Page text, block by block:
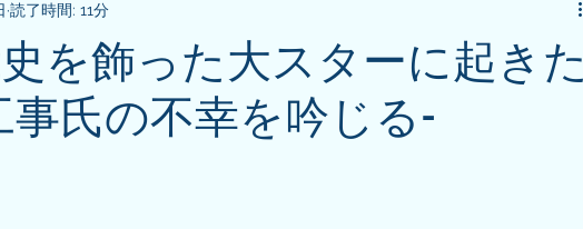
知等)
を飾った大スターに起きた
氏の不幸を吟じる-
読了時間: 11分